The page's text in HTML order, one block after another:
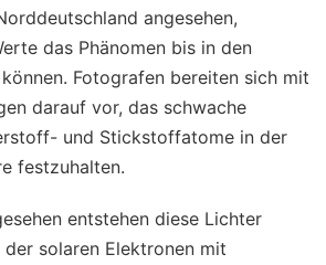
angesehen,
das Phänomen bis in den
Fotografen bereiten sich mit
darauf vor, das schwache
und Stickstoffatome in der
festzuhalten.
entstehen diese Lichter
solaren Elektronen mit